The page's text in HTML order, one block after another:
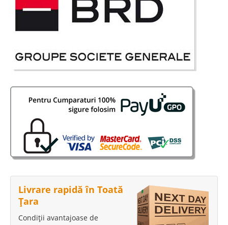
Livrare rapidă în Toată
Țara
Condiții avantajoase de